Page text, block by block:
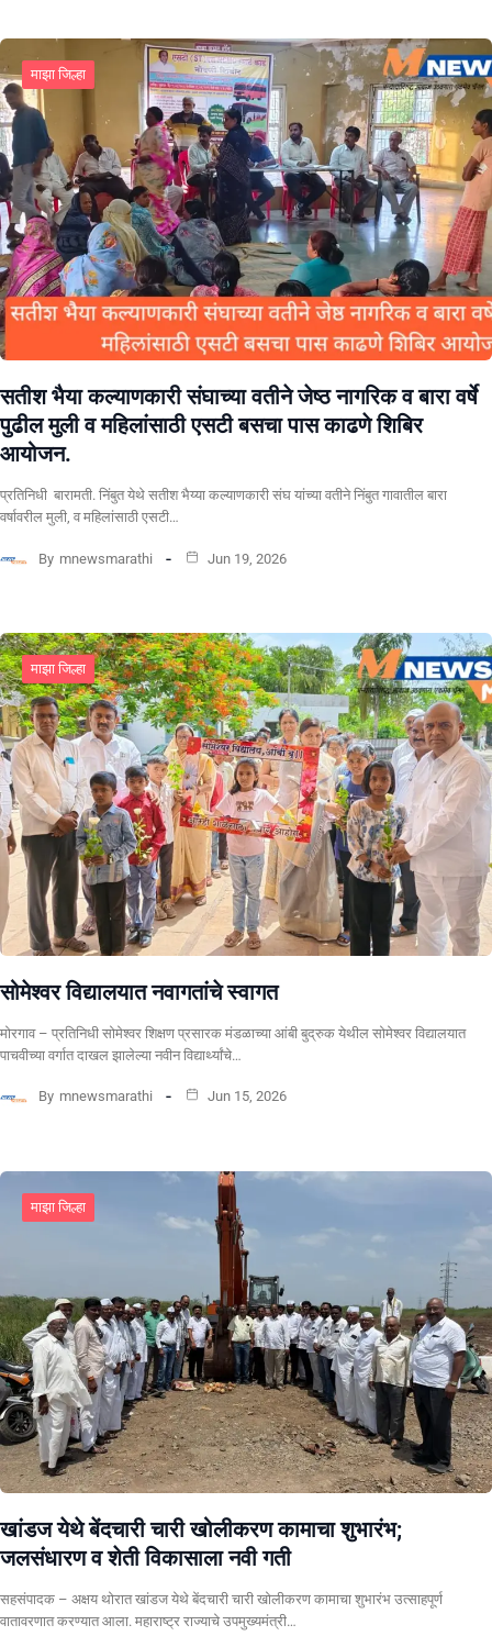
माझा जिल्हा
सतीश भैया कल्याणकारी संघाच्या वतीने जेष्ठ नागरिक व बारा वर्षे
पुढील मुली व महिलांसाठी एसटी बसचा पास काढणे शिबिर
आयोजन.
प्रतिनिधी बारामती. निंबुत येथे सतीश भैय्या कल्याणकारी संघ यांच्या वतीने निंबुत गावातील बारा
वर्षावरील मुली, व महिलांसाठी एसटी…
By mnewsmarathi Jun 19, 2026
माझा जिल्हा
सोमेश्वर विद्यालयात नवागतांचे स्वागत
मोरगाव – प्रतिनिधी सोमेश्वर शिक्षण प्रसारक मंडळाच्या आंबी बुद्रुक येथील सोमेश्वर विद्यालयात
पाचवीच्या वर्गात दाखल झालेल्या नवीन विद्यार्थ्यांचे…
By mnewsmarathi Jun 15, 2026
माझा जिल्हा
खांडज येथे बेंदचारी चारी खोलीकरण कामाचा शुभारंभ;
जलसंधारण व शेती विकासाला नवी गती
सहसंपादक – अक्षय थोरात खांडज येथे बेंदचारी चारी खोलीकरण कामाचा शुभारंभ उत्साहपूर्ण
वातावरणात करण्यात आला. महाराष्ट्र राज्याचे उपमुख्यमंत्री…